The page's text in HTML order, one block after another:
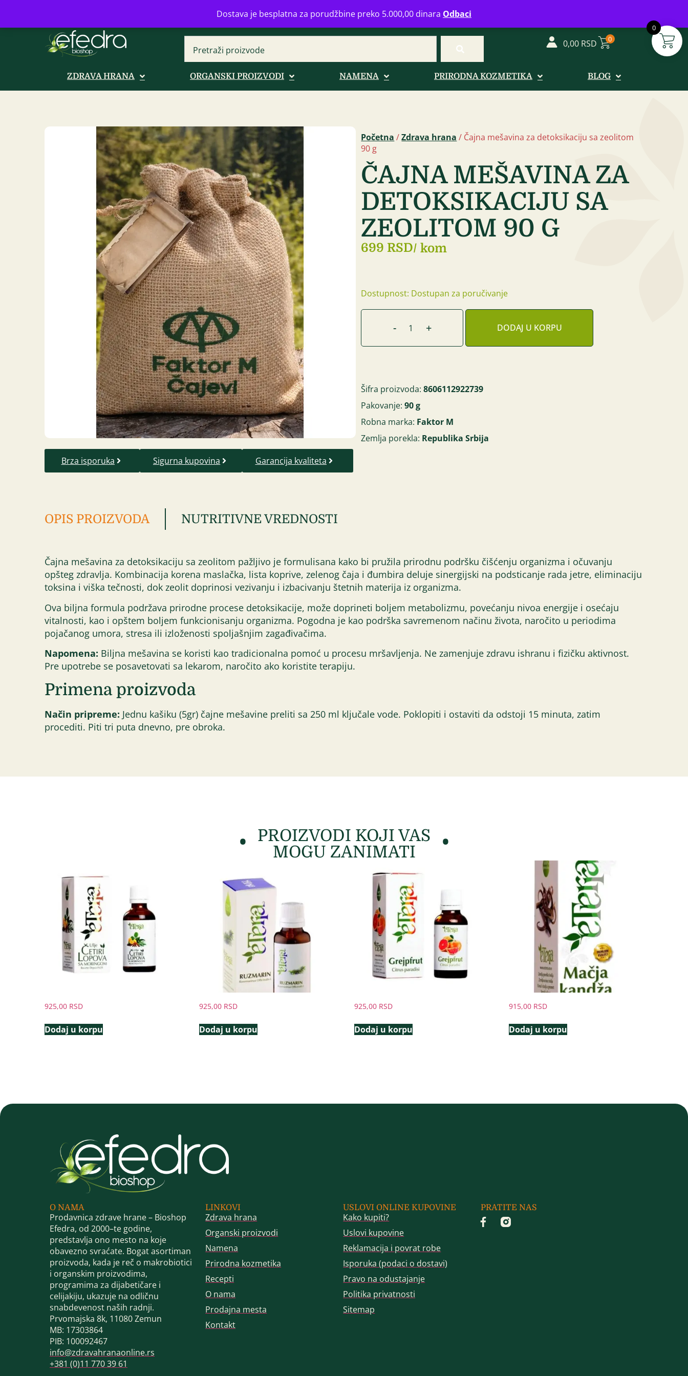
Dostava je besplatna za porudžbine preko 5.000,00 dinara Odbaci
0
Bulevar Mihajla Pupina 16b, Novi Beograd info@zdravahranaonline.rs+381 (0)11 770 39 61Radno vreme: Ponedeljak - Petak od 08-20h
0,00 RSD 0
ZDRAVA HRANA ORGANSKI PROIZVODI NAMENA PRIRODNA KOZMETIKA BLOG
Početna /Zdrava hrana / Čajna mešavina za detoksikaciju sa zeolitom
90 g
ČAJNA MEŠAVINA ZA
DETOKSIKACIJU SA
ZEOLITOM 90 G
699 RSD/ kom
Dostupnost: Dostupan za poručivanje
- + DODAJ U KORPU
Šifra proizvoda:8606112922739
Pakovanje:90 g
Robna marka: Faktor M
Zemlja porekla: Republika Srbija
Brza isporuka
Sigurna kupovina Garancija kvaliteta
OPIS PROIZVODA NUTRITIVNE VREDNOSTI
Čajna mešavina za detoksikaciju sa zeolitom pažljivo je formulisana kako bi pružila prirodnu podršku čišćenju organizma i očuvanju
opšteg zdravlja. Kombinacija korena maslačka, lista koprive, zelenog čaja i đumbira deluje sinergijski na podsticanje rada jetre, eliminaciju
toksina i viška tečnosti, dok zeolit doprinosi vezivanju i izbacivanju štetnih materija iz organizma.
Ova biljna formula podržava prirodne procese detoksikacije, može doprineti boljem metabolizmu, povećanju nivoa energije i osećaju
vitalnosti, kao i opštem boljem funkcionisanju organizma. Pogodna je kao podrška savremenom načinu života, naročito u periodima
pojačanog umora, stresa ili izloženosti spoljašnjim zagađivačima.
Napomena: Biljna mešavina se koristi kao tradicionalna pomoć u procesu mršavljenja. Ne zamenjuje zdravu ishranu i fizičku aktivnost.
Pre upotrebe se posavetovati sa lekarom, naročito ako koristite terapiju.
Primena proizvoda
Način pripreme: Jednu kašiku (5gr) čajne mešavine preliti sa 250 ml ključale vode. Poklopiti i ostaviti da odstoji 15 minuta, zatim
procediti. Piti tri puta dnevno, pre obroka.
PROIZVODI KOJI VAS
MOGU ZANIMATI
925,00 RSD
Dodaj u korpu
925,00 RSD
Dodaj u korpu
925,00 RSD
Dodaj u korpu
915,00 RSD
Dodaj u korpu
O NAMA
Prodavnica zdrave hrane – Bioshop
Efedra, od 2000–te godine,
predstavlja ono mesto na koje
obavezno svraćate. Bogat asortiman
proizvoda, kada je reč o makrobiotici
i organskim proizvodima,
programima za dijabetičare i
celijakiju, ukazuje na odličnu
snabdevenost naših radnji.
Prvomajska 8k, 11080 Zemun
MB: 17303864
PIB: 100092467
info@zdravahranaonline.rs
+381 (0)11 770 39 61
LINKOVI
Zdrava hrana
Organski proizvodi
Namena
Prirodna kozmetika
Recepti
O nama
Prodajna mesta
Kontakt
USLOVI ONLINE KUPOVINE
Kako kupiti?
Uslovi kupovine
Reklamacija i povrat robe
Isporuka (podaci o dostavi)
Pravo na odustajanje
Politika privatnosti
Sitemap
PRATITE NAS